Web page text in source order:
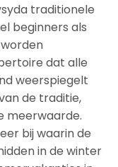
traditionele
beginners als
dat alle
weerspiegelt
de traditie,
meerwaarde.
bij waarin de
in de winter